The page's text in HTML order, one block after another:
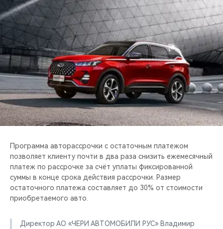
НОВИНКИ
БЛАГОТВОРИТЕЛЬНОСТЬ
CHERY REMOTE
CHERY И СПОРТ
НАШИ МЕРОПРИЯТИЯ
ВИДЕООБЗОРЫ
CHERY ДЛЯ ДЕТЕЙ
Программа авторассрочки с остаточным платежом
позволяет клиенту почти в два раза снизить ежемесячный
платеж по рассрочке за счёт уплаты фиксированной
суммы в конце срока действия рассрочки. Размер
остаточного платежа составляет до 30% от стоимости
приобретаемого авто.
Директор АО «ЧЕРИ АВТОМОБИЛИ РУС» Владимир